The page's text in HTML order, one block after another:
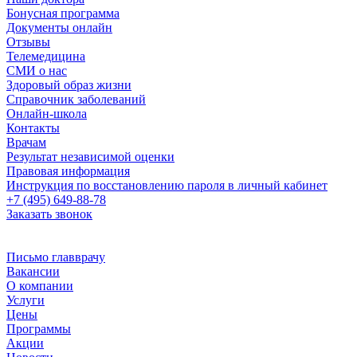
Бонусная программа
Документы онлайн
Отзывы
Телемедицина
СМИ о нас
Здоровый образ жизни
Справочник заболеваний
Онлайн-школа
Контакты
Врачам
Результат независимой оценки
Правовая информация
Инструкция по восстановлению пароля в личный кабинет
+7 (495) 649-88-78
Заказать звонок
Письмо главврачу
Вакансии
О компании
Услуги
Цены
Программы
Акции